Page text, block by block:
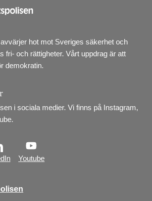
hot mot Sveriges säkerhet och
fri- och rättigheter. Vårt uppdrag är att
demokratin.
i sociala medier. Vi finns på Instagram,
Youtube